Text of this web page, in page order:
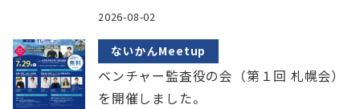
2026-08-02
ないかんMeetup
ベンチャー監査役の会（第１回 札幌会）
を開催しました。